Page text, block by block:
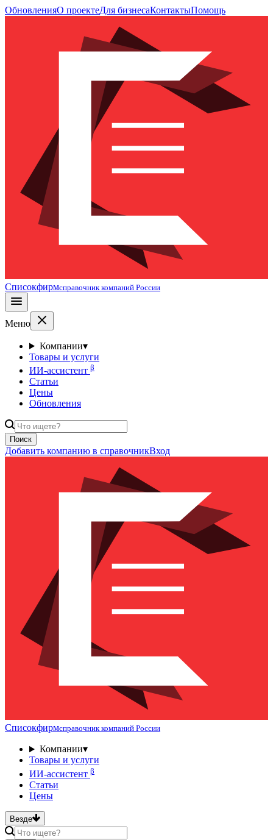
ОбновленияО проектеДля бизнесаКонтактыПомощь
Списокфирмсправочник компаний России
Меню
Компании▾
Товары и услуги
ИИ-ассистент β
Статьи
Цены
Обновления
Поиск
Добавить компанию в справочникВход
Списокфирмсправочник компаний России
Компании▾
Товары и услуги
ИИ-ассистент β
Статьи
Цены
Везде